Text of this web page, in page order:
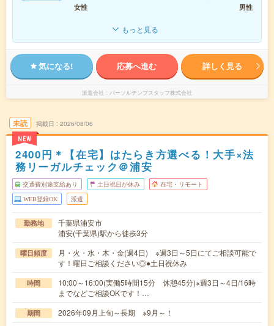
女性
男性
もっと見る
気になる! 応募へ進む 詳しく見る
派遣会社 パーソルテンプスタッフ株式会社
未読
NEW
掲載日 2026/08/06
2400円＊【在宅】はたらき方選べる！大手×法
務リーガルチェック＠浦安
交通費別途支給あり 土日祝日が休み 在宅・リモート
WEB登録OK 派遣
勤務地
千葉県浦安市
浦安(千葉県)駅から徒歩3分
曜日頻度
月・火・水・木・金(週4日) ※週3日～5日にてご相談可能で
す！曜日ご相談ください◎●土日祝休み
時間
10:00～16:00(実働5時間15分 休憩45分)※週3日～4日/16時
までなどご相談OKです！…
期間 2026年09月上旬～長期 ※9月～！